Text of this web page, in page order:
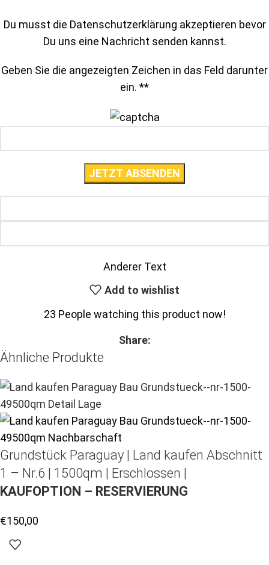
Du musst die Datenschutzerklärung akzeptieren bevor
Du uns eine Nachricht senden kannst.
Geben Sie die angezeigten Zeichen in das Feld darunter
ein. **
Anderer Text
Add to wishlist
23 People watching this product now!
Share:
Ähnliche Produkte
Grundstück Paraguay | Land kaufen Abschnitt
1 – Nr.6 | 1500qm | Erschlossen |
KAUFOPTION – RESERVIERUNG
€150,00